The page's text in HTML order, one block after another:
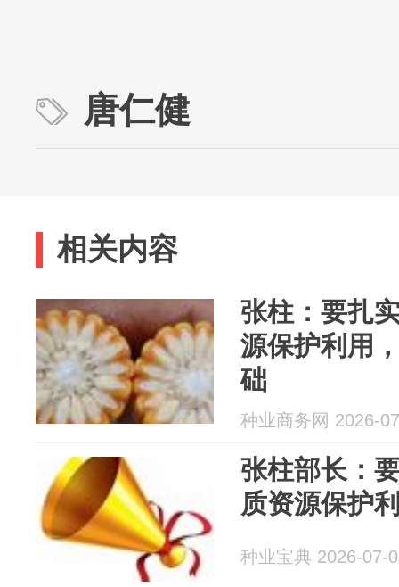
唐仁健
相关内容
张柱：要扎
源保护利用
础
种业商务网 2026-
张柱部长：
质资源保护
种业宝典 2026-07-